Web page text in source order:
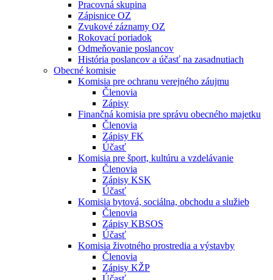
Pracovná skupina
Zápisnice OZ
Zvukové záznamy OZ
Rokovací poriadok
Odmeňovanie poslancov
História poslancov a účasť na zasadnutiach
Obecné komisie
Komisia pre ochranu verejného záujmu
Členovia
Zápisy
Finančná komisia pre správu obecného majetku
Členovia
Zápisy FK
Účasť
Komisia pre šport, kultúru a vzdelávanie
Členovia
Zápisy KSK
Účasť
Komisia bytová, sociálna, obchodu a služieb
Členovia
Zápisy KBSOS
Účasť
Komisia životného prostredia a výstavby
Členovia
Zápisy KŽP